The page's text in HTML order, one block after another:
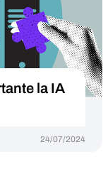
la IA
24/07/2024